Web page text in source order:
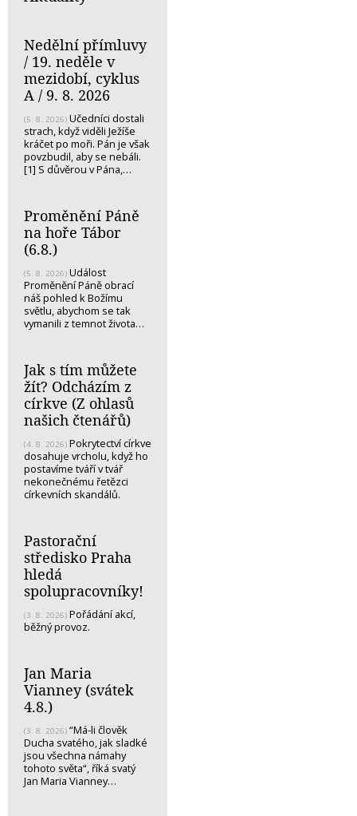
Nedělní přímluvy
/ 19. neděle v
mezidobí, cyklus
A / 9. 8. 2026
(5. 8. 2026) Učedníci dostali
strach, když viděli Ježíše
kráčet po moři. Pán je však
povzbudil, aby se nebáli.
[1] S důvěrou v Pána,…
Proměnění Páně
na hoře Tábor
(6.8.)
(5. 8. 2026) Událost
Proměnění Páně obrací
náš pohled k Božímu
světlu, abychom se tak
vymanili z temnot života…
Jak s tím můžete
žít? Odcházím z
církve (Z ohlasů
našich čtenářů)
(4. 8. 2026) Pokrytectví církve
dosahuje vrcholu, když ho
postavíme tváří v tvář
nekonečnému řetězci
církevních skandálů.
Pastorační
středisko Praha
hledá
spolupracovníky!
(3. 8. 2026) Pořádání akcí,
běžný provoz.
Jan Maria
Vianney (svátek
4.8.)
(3. 8. 2026) “Má-li člověk
Ducha svatého, jak sladké
jsou všechna námahy
tohoto světa“, říká svatý
Jan Maria Vianney…